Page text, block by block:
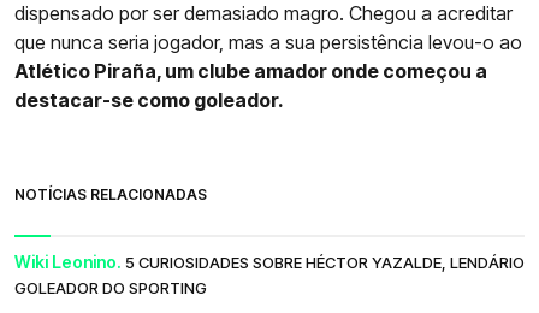
dispensado por ser demasiado magro. Chegou a acreditar
que nunca seria jogador, mas a sua persistência levou-o ao
Atlético Piraña, um clube amador onde começou a
destacar-se como goleador.
NOTÍCIAS RELACIONADAS
Wiki Leonino. 5 CURIOSIDADES SOBRE HÉCTOR YAZALDE, LENDÁRIO
GOLEADOR DO SPORTING